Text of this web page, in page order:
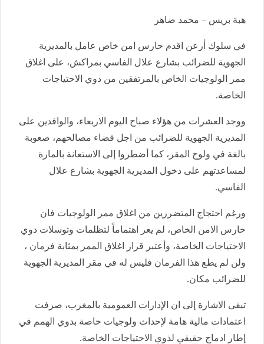
هبة بريس – محمد ضاهر
في سلوك أرعن اقدم حارس امن خاص عامل بالمديرية
الجهوية للضرائب بشارع علال الفاسي بمراكش، على اغلاق
ممر الولوجيات الخاص بالمرتفقين من دوي الاحتياجات
الخاصة.
ووجد العشرات من هؤلاء صباح اليوم الاربعاء، والوافدين على
المديرية الجهوية للضرائب من اجل قضاء مصالحهم، صعوبة
بالغة في ولوج المقر، كما أضطروا إلى الاستعانة بالمارة
لمساعدتهم على دخول المديرية الجهوية بشارع علال
الفاسي.
ورغم احتجاج المتضررين من اغلاق ممر الولوجيات فان
حارس الامن الخاص، لم يعر اهتماماً لتظلمات وتوسلات دوي
الاحتياجات الخاصة، وأعتبر قرار اغلاق الممر بمثابة فرمان ،
ولن لم يطع هذا الفرمان فليس له في مقر المديرية الجهوية
للضرائب مكان.
تبقى الاشارة إلى ان الإدارات العمومية بالمغرب، صرفت
اعتمادات مالية هامة لإحداث ولوجيات خاصة بدوي الهمم في
إطار ادماج حقيقي لذوي الاحتياجات الخاصة.